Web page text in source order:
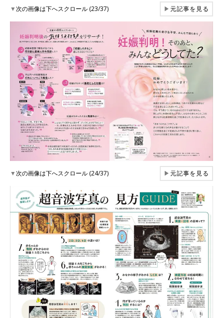
▼次の画像は下へスクロール (23/37) ▶元記事を見る
▼次の画像は下へスクロール (24/37) ▶元記事を見る